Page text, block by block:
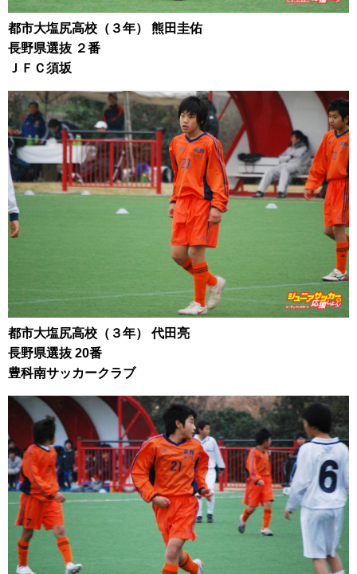
都市大塩尻高校（３年） 熊田圭佑
長野県選抜 ２番
ＪＦＣ須坂
都市大塩尻高校（３年） 代田亮
長野県選抜 20番
豊科南サッカークラブ